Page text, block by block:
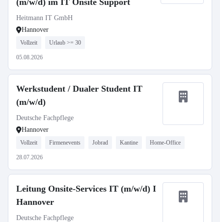
(m/w/d) im IT Onsite Support
Heitmann IT GmbH
Hannover
Vollzeit Urlaub >= 30
05.08.2026
Werkstudent / Dualer Student IT
(m/w/d)
Deutsche Fachpflege
Hannover
Vollzeit Firmenevents Jobrad Kantine Home-Office
28.07.2026
Leitung Onsite-Services IT (m/w/d) I
Hannover
Deutsche Fachpflege